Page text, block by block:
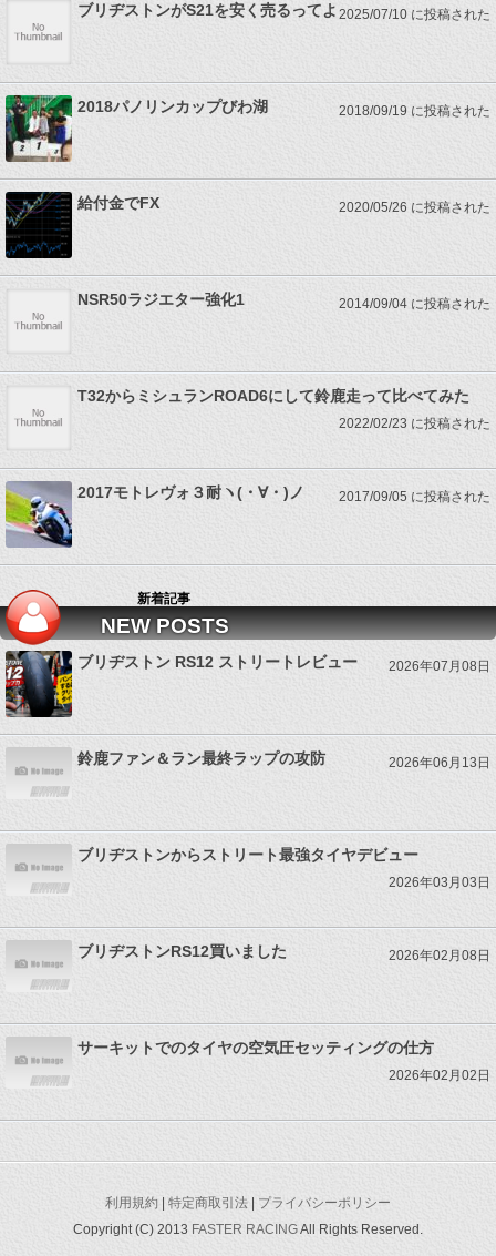
ブリヂストンがS21を安く売るってよ 2025/07/10 に投稿された
2018パノリンカップびわ湖 2018/09/19 に投稿された
給付金でFX 2020/05/26 に投稿された
NSR50ラジエター強化1 2014/09/04 に投稿された
T32からミシュランROAD6にして鈴鹿走って比べてみた
2022/02/23 に投稿された
2017モトレヴォ３耐ヽ(・∀・)ノ 2017/09/05 に投稿された
新着記事
NEW POSTS
ブリヂストン RS12 ストリートレビュー 2026年07月08日
鈴鹿ファン＆ラン最終ラップの攻防 2026年06月13日
ブリヂストンからストリート最強タイヤデビュー
2026年03月03日
ブリヂストンRS12買いました 2026年02月08日
サーキットでのタイヤの空気圧セッティングの仕方
2026年02月02日
利用規約 |特定商取引法
プライバシーポリシー
Copyright (C) 2013 FASTER RACINGAll Rights Reserved.